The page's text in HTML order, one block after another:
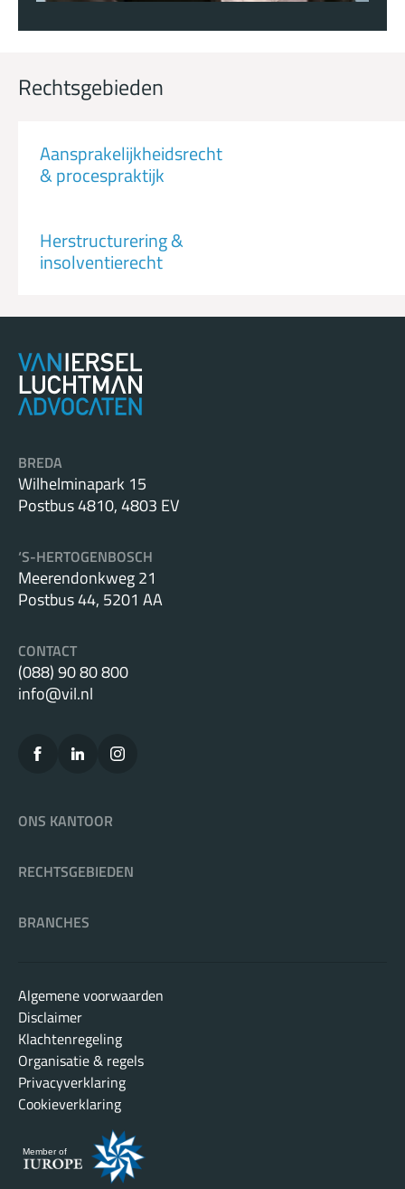
Rechtsgebieden
Aansprakelijkheidsrecht
& procespraktijk
Herstructurering &
insolventierecht
BREDA
Wilhelminapark 15
Postbus 4810, 4803 EV
‘S-HERTOGENBOSCH
Meerendonkweg 21
Postbus 44, 5201 AA
CONTACT
(088) 90 80 800
info@vil.nl
ONS KANTOOR
RECHTSGEBIEDEN
BRANCHES
Algemene voorwaarden
Disclaimer
Klachtenregeling
Organisatie & regels
Privacyverklaring
Cookieverklaring
Member of